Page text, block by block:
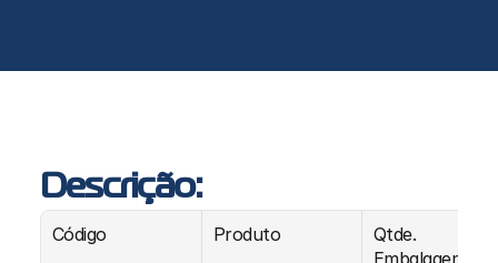
Descrição:
Código Produto
Qtde.
Embalagem